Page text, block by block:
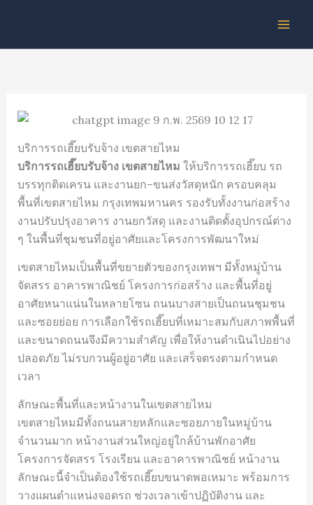
content
บริการรถเฮี๊ยบรับจ้าง เขตสายไหม
บริการรถเฮี๊ยบรับจ้าง เขตสายไหม ให้บริการรถเฮี๊ยบ รถ
บรรทุกติดเครน และงานยก–ขนส่งวัสดุหนัก ครอบคลุม
พื้นที่เขตสายไหม กรุงเทพมหานคร รองรับทั้งงานก่อสร้าง
งานปรับปรุงอาคาร งานยกวัสดุ และงานติดตั้งอุปกรณ์ต่าง
ๆ ในพื้นที่ชุมชนที่อยู่อาศัยและโครงการพัฒนาใหม่
เขตสายไหมเป็นพื้นที่ขยายตัวของกรุงเทพฯ มีทั้งหมู่บ้าน
จัดสรร อาคารพาณิชย์ โครงการก่อสร้าง และพื้นที่อยู่
อาศัยหนาแน่นในหลายโซน ถนนบางสายเป็นถนนชุมชน
และซอยย่อย การเลือกใช้รถเฮี๊ยบที่เหมาะสมกับสภาพพื้นที่
และขนาดถนนจึงมีความสำคัญ เพื่อให้งานดำเนินไปอย่าง
ปลอดภัย ไม่รบกวนผู้อยู่อาศัย และเสร็จตรงตามกำหนด
เวลา
ลักษณะพื้นที่และหน้างานในเขตสายไหม
เขตสายไหมมีทั้งถนนสายหลักและซอยภายในหมู่บ้าน
จำนวนมาก หน้างานส่วนใหญ่อยู่ใกล้บ้านพักอาศัย
โครงการจัดสรร โรงเรียน และอาคารพาณิชย์ หน้างาน
ลักษณะนี้จำเป็นต้องใช้รถเฮี๊ยบขนาดพอเหมาะ พร้อมการ
วางแผนตำแหน่งจอดรถ ช่วงเวลาเข้าปฏิบัติงาน และ